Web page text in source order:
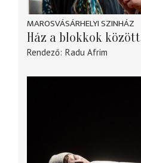
MAROSVÁSÁRHELYI SZINHÁZ
Ház a blokkok között
Rendező Radu Afrim